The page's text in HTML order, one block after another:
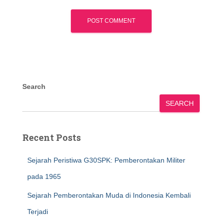
Search
SEARCH
Recent Posts
Sejarah Peristiwa G30SPK: Pemberontakan Militer
pada 1965
Sejarah Pemberontakan Muda di Indonesia Kembali
Terjadi